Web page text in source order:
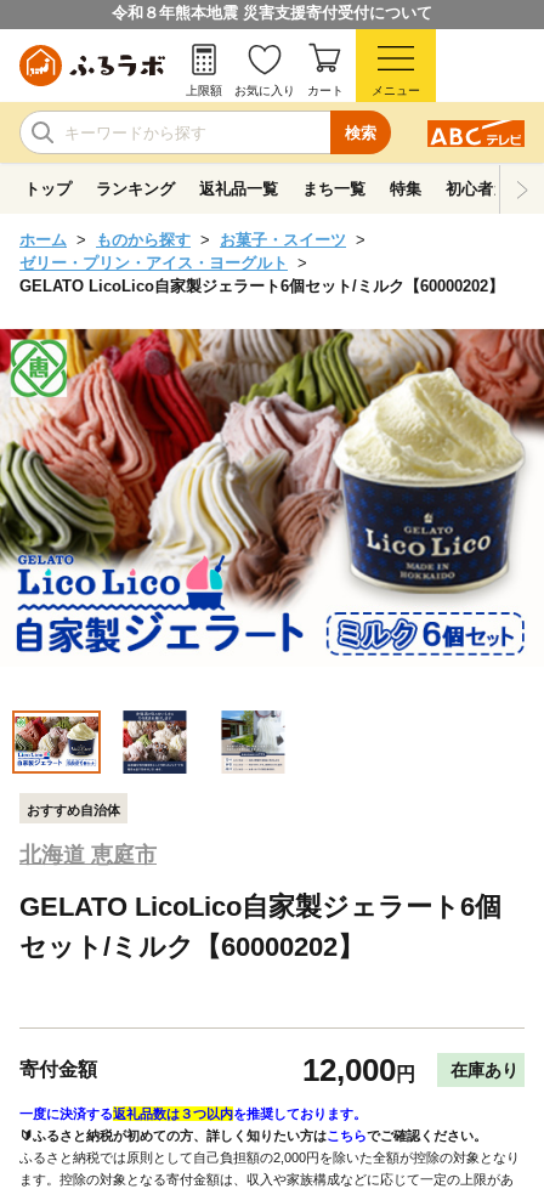
令和８年熊本地震 災害支援寄付受付について
検索
上限額 お気に入り カート メニュー
トップ ランキング 返礼品一覧 まち一覧 特集 初心者ガイド
ホーム ものから探す
お菓子・スイーツ
ゼリー・プリン・アイス・ヨーグルト
GELATO LicoLico自家製ジェラート6個セット/ミルク【60000202】
おすすめ自治体
北海道 恵庭市
GELATO LicoLico自家製ジェラート6個
セット/ミルク【60000202】
寄付金額 12,000円 在庫あり
一度に決済する返礼品数は３つ以内を推奨しております。
🔰ふるさと納税が初めての方、詳しく知りたい方はこちらでご確認ください。
ふるさと納税では原則として自己負担額の2,000円を除いた全額が控除の対象となり
ます。控除の対象となる寄付金額は、収入や家族構成などに応じて一定の上限があ